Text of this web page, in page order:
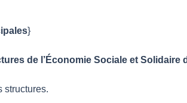
}
de l’Économie Sociale et Solidaire
structures.